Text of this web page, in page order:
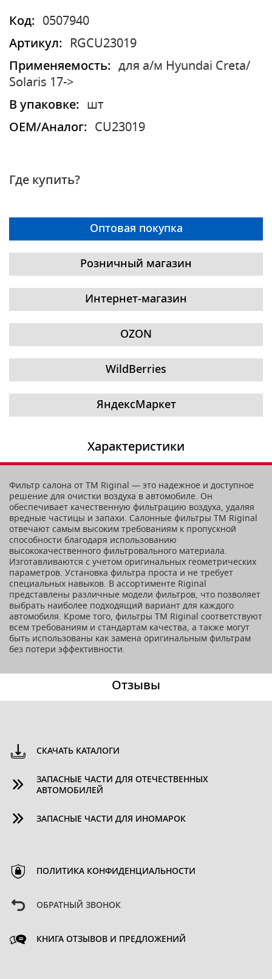
Код:
0507940
Артикул:
RGCU23019
Применяемость:
для а/м Hyundai Creta/
Solaris 17->
В упаковке:
шт
OEM/Аналог:
CU23019
Где купить?
Оптовая покупка
Розничный магазин
Интернет-магазин
OZON
WildBerries
ЯндексМаркет
Характеристики
Фильтр салона от TM Riginal — это надежное и доступное
решение для очистки воздуха в автомобиле. Он
обеспечивает качественную фильтрацию воздуха, удаляя
вредные частицы и запахи. Салонные фильтры ТМ Riginal
отвечают самым высоким требованиям к пропускной
способности благодаря использованию
высококачественного фильтровального материала.
Изготавливаются с учетом оригинальных геометрических
параметров. Установка фильтра проста и не требует
специальных навыков. В ассортименте Riginal
представлены различные модели фильтров, что позволяет
выбрать наиболее подходящий вариант для каждого
автомобиля. Кроме того, фильтры ТМ Riginal соответствуют
всем требованиям и стандартам качества, а также могут
быть использованы как замена оригинальным фильтрам
без потери эффективности.
Отзывы
СКАЧАТЬ КАТАЛОГИ
ЗАПАСНЫЕ ЧАСТИ ДЛЯ ОТЕЧЕСТВЕННЫХ
АВТОМОБИЛЕЙ
ЗАПАСНЫЕ ЧАСТИ ДЛЯ ИНОМАРОК
ПОЛИТИКА КОНФИДЕНЦИАЛЬНОСТИ
ОБРАТНЫЙ ЗВОНОК
КНИГА ОТЗЫВОВ И ПРЕДЛОЖЕНИЙ